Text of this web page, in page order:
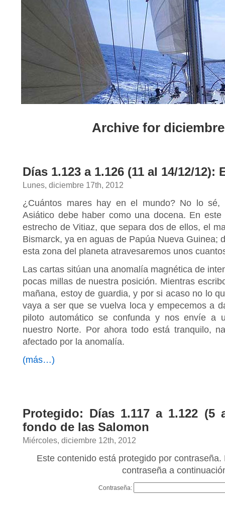
Archive for
Días 1.123 a 1.126 (11 al 14/12/12):
Lunes, diciembre 17th, 2012
¿Cuántos mares hay en el mundo? No lo
Asiático debe haber como una docena. En este
estrecho de Vitiaz, que separa dos de ellos, el
Bismarck, ya en aguas de Papúa Nueva Guinea;
esta zona del planeta atravesaremos unos
Las cartas sitúan una anomalía magnética de
pocas millas de nuestra posición. Mientras
mañana, estoy de guardia, y por si acaso no lo
vaya a ser que se vuelva loca y empecemos a
piloto automático se confunda y nos envíe a
nuestro Norte. Por ahora todo está tranquilo,
afectado por la anomalía.
(más…)
Protegido: Días 1.117 a 1.122 (5
fondo de las Salomon
Miércoles, diciembre 12th, 2012
Este contenido está protegido por
contraseña a
Contraseña: